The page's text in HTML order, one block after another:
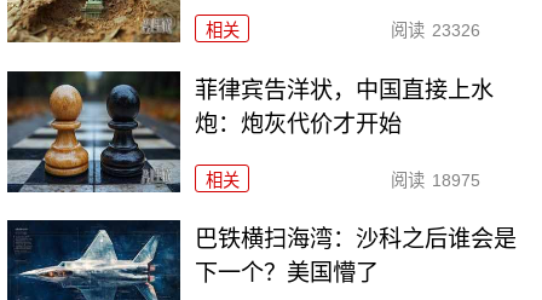
相关 阅读 23326
菲律宾告洋状，中国直接上水
炮：炮灰代价才开始
相关 阅读 18975
巴铁横扫海湾：沙科之后谁会是
下一个？美国懵了